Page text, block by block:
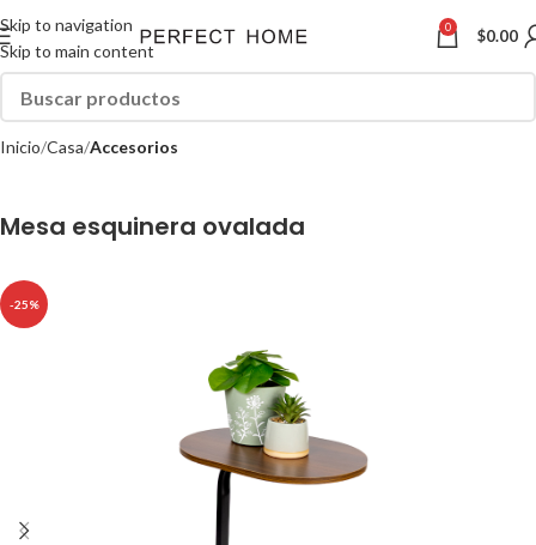
Skip to navigation
Skip to main content
0 $0.00
Inicio Casa Accesorios
Mesa esquinera ovalada
-25%